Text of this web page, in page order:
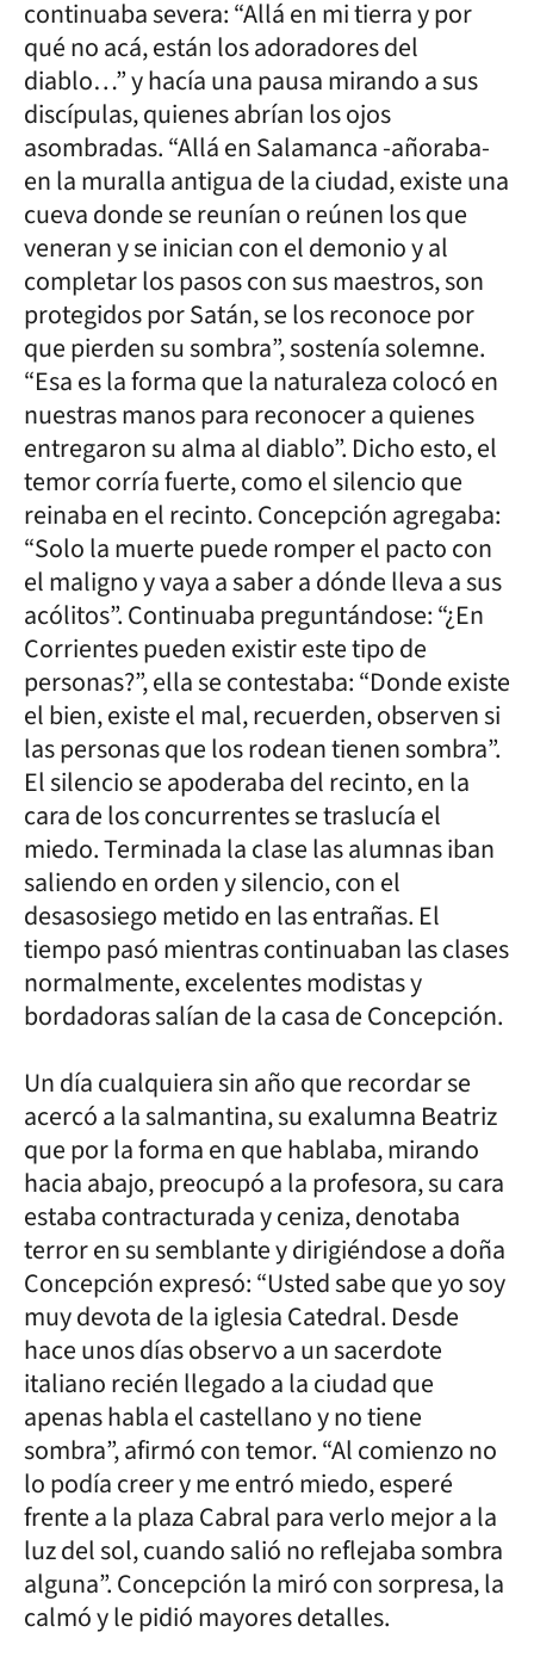
continuaba severa: “Allá en mi tierra y por
qué no acá, están los adoradores del
diablo…” y hacía una pausa mirando a sus
discípulas, quienes abrían los ojos
asombradas. “Allá en Salamanca -añoraba-
en la muralla antigua de la ciudad, existe una
cueva donde se reunían o reúnen los que
veneran y se inician con el demonio y al
completar los pasos con sus maestros, son
protegidos por Satán, se los reconoce por
que pierden su sombra”, sostenía solemne.
“Esa es la forma que la naturaleza colocó en
nuestras manos para reconocer a quienes
entregaron su alma al diablo”. Dicho esto, el
temor corría fuerte, como el silencio que
reinaba en el recinto. Concepción agregaba:
“Solo la muerte puede romper el pacto con
el maligno y vaya a saber a dónde lleva a sus
acólitos”. Continuaba preguntándose: “¿En
Corrientes pueden existir este tipo de
personas?”, ella se contestaba: “Donde existe
el bien, existe el mal, recuerden, observen si
las personas que los rodean tienen sombra”.
El silencio se apoderaba del recinto, en la
cara de los concurrentes se traslucía el
miedo. Terminada la clase las alumnas iban
saliendo en orden y silencio, con el
desasosiego metido en las entrañas. El
tiempo pasó mientras continuaban las clases
normalmente, excelentes modistas y
bordadoras salían de la casa de Concepción.
Un día cualquiera sin año que recordar se
acercó a la salmantina, su exalumna Beatriz
que por la forma en que hablaba, mirando
hacia abajo, preocupó a la profesora, su cara
estaba contracturada y ceniza, denotaba
terror en su semblante y dirigiéndose a doña
Concepción expresó: “Usted sabe que yo soy
muy devota de la iglesia Catedral. Desde
hace unos días observo a un sacerdote
italiano recién llegado a la ciudad que
apenas habla el castellano y no tiene
sombra”, afirmó con temor. “Al comienzo no
lo podía creer y me entró miedo, esperé
frente a la plaza Cabral para verlo mejor a la
luz del sol, cuando salió no reflejaba sombra
alguna”. Concepción la miró con sorpresa, la
calmó y le pidió mayores detalles.